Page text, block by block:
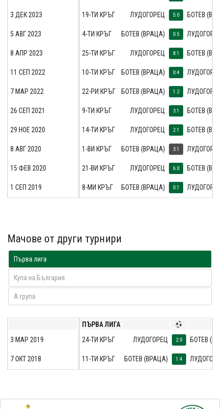
19-ТИ КРЪГ ЛУДОГОРЕЦ 5:0 БОТЕВ
4-ТИ КРЪГ БОТЕВ (ВРАЦА) 0:5
25-ТИ КРЪГ ЛУДОГОРЕЦ 8:1 БОТЕВ
10-ТИ КРЪГ БОТЕВ (ВРАЦА) 0:4
22-РИ КРЪГ БОТЕВ (ВРАЦА) 1:2
9-ТИ КРЪГ ЛУДОГОРЕЦ 3:1 БОТЕВ
14-ТИ КРЪГ ЛУДОГОРЕЦ 2:1 БОТЕВ
1-ВИ КРЪГ БОТЕВ (ВРАЦА) 3:1
21-ВИ КРЪГ ЛУДОГОРЕЦ 6:0 БОТЕВ
8-МИ КРЪГ БОТЕВ (ВРАЦА) 0:1
3 ДЕК 2023
5 АВГ 2023
8 АПР 2023
11 СЕП 2022
7 МАР 2022
26 СЕП 2021
29 НОЕ 2020
8 АВГ 2020
15 ФЕВ 2020
1 СЕП 2019
Мачове от други турнири
Първа лига
Купа на България
A група
ПЪРВА ЛИГА
24-ТИ КРЪГ
ЛУДОГОРЕЦ 2:0 БОТЕВ
11-ТИ КРЪГ БОТЕВ (ВРАЦА) 1:4
3 МАР 2019
7 ОКТ 2018